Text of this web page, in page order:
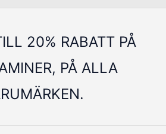
20% RABATT PÅ
PÅ ALLA